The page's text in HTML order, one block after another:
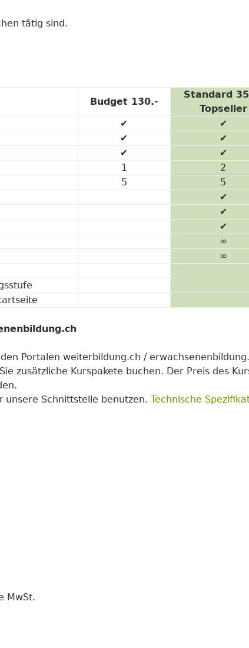
tätig sind.
Budget 130.-
Standard
Topseller
✔ ✔
✔ ✔
✔ ✔
1 2
5 5
✔
✔
✔
∞
∞
Portalen weiterbildung.ch /
zusätzliche Kurspakete buchen. Der Preis des
unsere Schnittstelle benutzen. Technische
MwSt.